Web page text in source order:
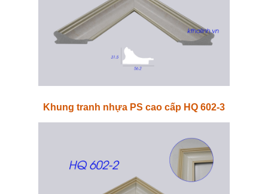
Khung tranh nhựa PS cao cấp HQ 602-3